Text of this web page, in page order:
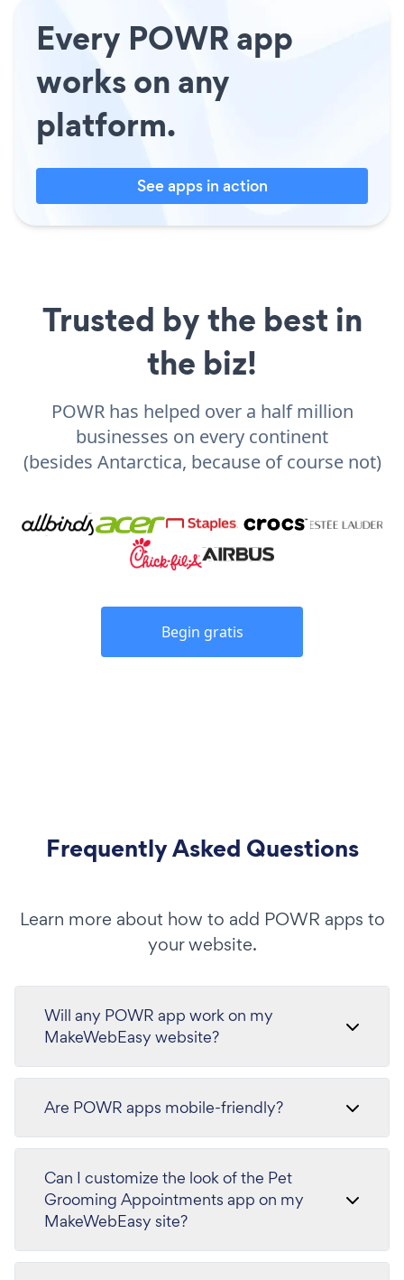
Every POWR app
works on any
platform.
See apps in action
Trusted by the best in
the biz!
POWR has helped over a half million
businesses on every continent
(besides Antarctica, because of course not)
Begin gratis
Frequently Asked Questions
Learn more about how to add POWR apps to
your website.
Will any POWR app work on my
MakeWebEasy website?
Are POWR apps mobile-friendly?
Can I customize the look of the Pet
Grooming Appointments app on my
MakeWebEasy site?